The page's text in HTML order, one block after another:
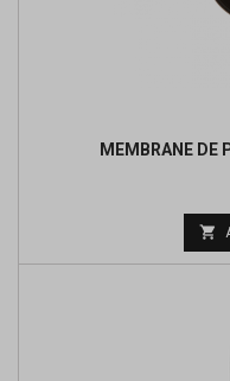
MEMBRANE DE
